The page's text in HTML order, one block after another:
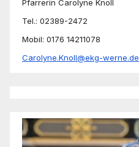
Pfarrerin Carolyne Knoll
Tel.: 02389-2472
Mobil: 0176 14211078
Carolyne.Knoll@ekg-werne.de